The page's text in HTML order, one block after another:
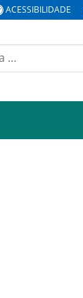
ACESSIBILIDADE